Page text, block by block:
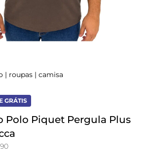
| roupas | camisa
GRÁTIS
Polo Piquet Pergula Plus